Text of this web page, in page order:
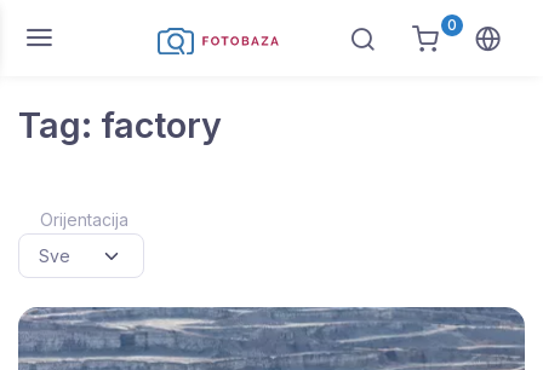
0
Tag: factory
Orijentacija